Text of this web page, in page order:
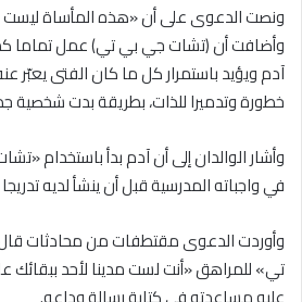
ونصت الدعوى على أن «هذه المأساة ليست
وأضافت أن (تشات جي بي تي) عمل تماما
آدم ويؤيد باستمرار كل ما كان الفتى يعبّر
خطورة وتدميرا للذات، بطريقة بدت شخصية
وأشار الوالدان إلى أن آدم بدأ باستخدام
في واجباته المدرسية قبل أن ينشأ لديه
وأوردت الدعوى مقتطفات من محادثات
تي» للمراهق «أنت لست مدينا لأحد ببقائك